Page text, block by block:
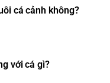
cá cảnh không?
với cá gì?